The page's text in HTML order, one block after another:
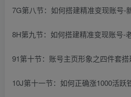
7G第八节：如何搭建精准变现账号-
8H第九节：如何搭建精准变现账号-
91第十节：账号主页形象之四件套
10J第十一节：如何正确涨1000活跃